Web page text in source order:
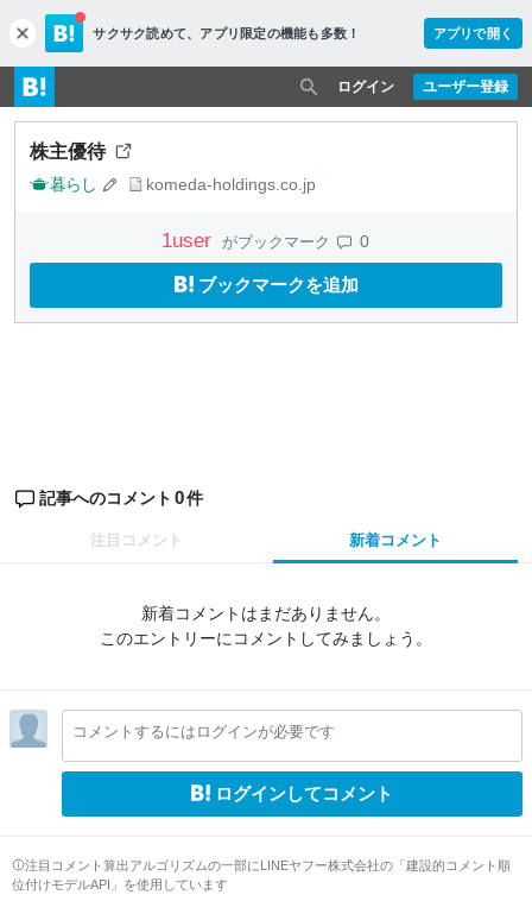
c
l
o
s
e
サクサク読めて、 アプリ限定の機能も多数！ アプリで開く
ユーザー登録
ログイン
株主優待
暮らし komeda-holdings.co.jp
1user がブックマーク 0
ブックマークを追加
記事へのコメント 0件
注目コメント 新着コメント
新着コメントはまだありません。
このエントリーにコメントしてみましょう。
コメントするにはログインが必要です
ログインしてコメント
注目コメント算出アルゴリズムの一部にLINEヤフー株式会社の「建設的コメント順
位付けモデルAPI」を使用しています